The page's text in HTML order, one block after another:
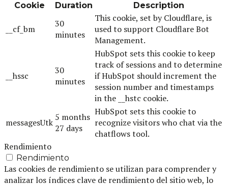
Cookie Duration Description
__cf_bm
30
minutes
This cookie, set by Cloudflare, is
used to support Cloudflare Bot
Management.
__hssc
30
minutes
HubSpot sets this cookie to keep
track of sessions and to determine
if HubSpot should increment the
session number and timestamps
in the __hstc cookie.
messagesUtk 5 months
27 days
HubSpot sets this cookie to
recognize visitors who chat via the
chatflows tool.
Rendimiento
Rendimiento
Las cookies de rendimiento se utilizan para comprender y
analizar los índices clave de rendimiento del sitio web, lo